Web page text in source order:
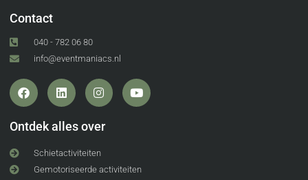
Contact
040 - 782 06 80
info@eventmaniacs.nl
Ontdek alles over
Schietactiviteiten
Gemotoriseerde activiteiten